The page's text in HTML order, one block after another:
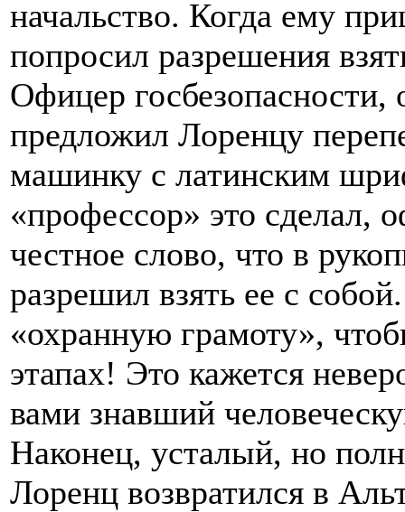
начальство. Когда ему
попросил разрешения
Офицер госбезопасности,
предложил Лоренцу
машинку с латинским
«профессор» это сделал,
честное слово, что в
разрешил взять ее с
«охранную грамоту»,
этапах! Это кажется
вами знавший
Наконец, усталый, но
Лоренц возвратился в